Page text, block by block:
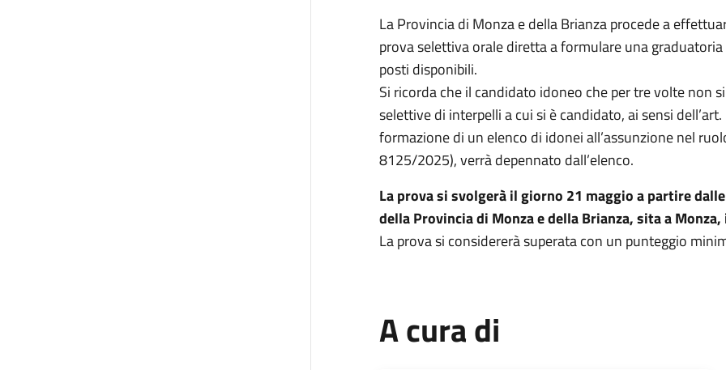
La Provincia di Monza e della Brianza procede a
prova selettiva orale diretta a formulare una
posti disponibili.
Si ricorda che il candidato idoneo che per tre volte non
selettive di interpelli a cui si è candidato, ai sensi
formazione di un elenco di idonei all’assunzione nel
8125/2025), verrà depennato dall’elenco.
La prova si svolgerà il giorno 21 maggio a partire
della Provincia di Monza e della Brianza, sita a
La prova si considererà superata con un punteggio
A cura di